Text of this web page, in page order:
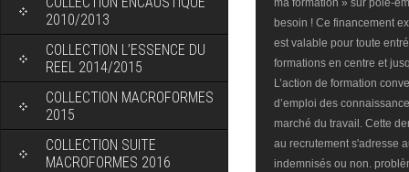
2010/2013
COLLECTION L’ESSENCE DU
REEL 2014/2015
COLLECTION MACROFORMES
2015
COLLECTION SUITE
MACROFORMES 2016